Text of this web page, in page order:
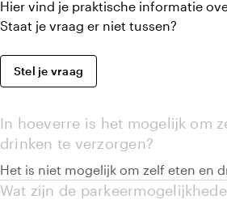
Hier vind je praktische informatie
Staat je vraag er niet tussen?
Stel je vraag
In hoeverre is het mogelijk om
drinken te verzorgen?
Het is niet mogelijk om zelf eten en
Wat zijn de